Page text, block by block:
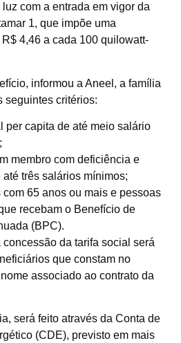
com a entrada em vigor da
1, que impõe uma
4,46 a cada 100 quilowatt-
informou a Aneel, a família
seguintes critérios:
per capita de até meio salário
membro com deficiência e
três salários mínimos;
65 anos ou mais e pessoas
recebam o Benefício de
(BPC).
da tarifa social será
que constam no
associado ao contrato da
será feito através da Conta de
(CDE), previsto em mais